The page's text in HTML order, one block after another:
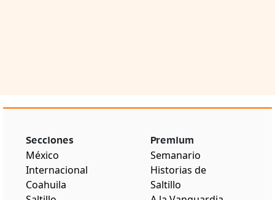
Secciones
México
Internacional
Coahuila
Premium
Semanario
Historias de
Saltillo